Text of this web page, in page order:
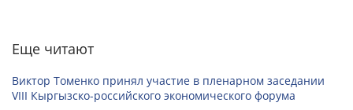
Еще читают
Виктор Томенко принял участие в пленарном заседании
VIII Кыргызско-российского экономического форума